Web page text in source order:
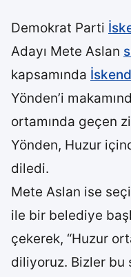
Demokrat Parti
Adayı Mete Aslan
kapsamında
Yönden’i
ortamında geçen
Yönden, Huzur
diledi.
Mete Aslan ise
ile bir belediye
çekerek, “Huzur
diliyoruz. Bizler bu